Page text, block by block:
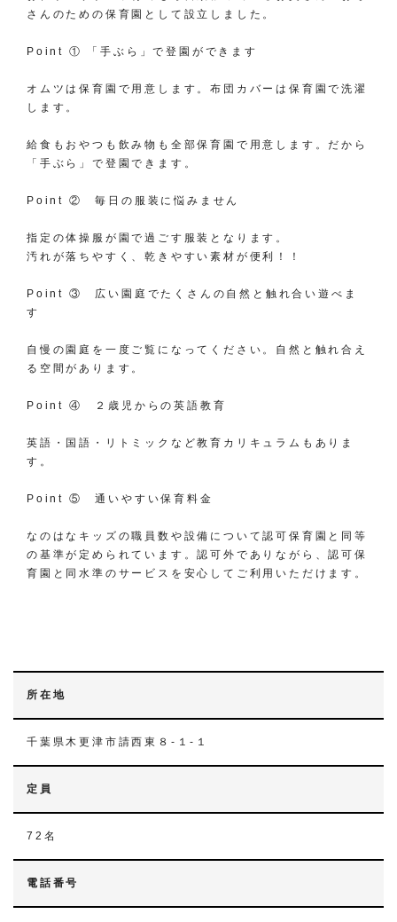
さんのための保育園として設立しました。
Point ① 「手ぶら」で登園ができます
オムツは保育園で用意します。布団カバーは保育園で洗濯
します。
​給食もおやつも飲み物も全部保育園で用意します。だから
「手ぶら」で登園できます。
Point ② 毎日の服装に悩みません
指定の体操服が園で過ごす服装となります。​
汚れが落ちやすく、乾きやすい素材が便利！！
Point ③ 広い園庭でたくさんの自然と触れ合い遊べま
す
自慢の園庭を一度ご覧になってください。自然と触れ合え
る空間があります。
Point ④ ２歳児からの英語教育
英語・国語・リトミックなど教育カリキュラムもありま
す。​​
​Point ⑤ 通いやすい保育料金
なのはなキッズの職員数や設備について認可保育園と同等
の基準が定められています。認可外でありながら、認可保
育園と同水準のサービスを安心してご利用いただけます。
所在地
千葉県木更津市請西東８-１-１
定員
72名
電話番号